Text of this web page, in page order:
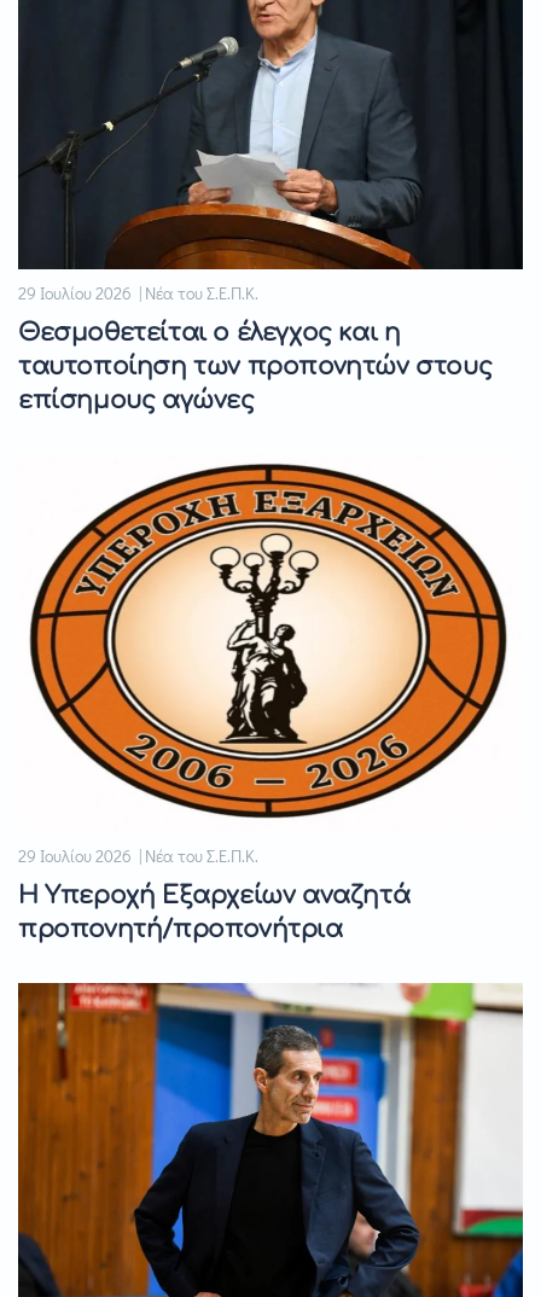
29 Ιουλίου 2026 | Νέα του Σ.Ε.Π.Κ.
Θεσμοθετείται ο έλεγχος και η
ταυτοποίηση των προπονητών στους
επίσημους αγώνες
29 Ιουλίου 2026 | Νέα του Σ.Ε.Π.Κ.
Η Υπεροχή Εξαρχείων αναζητά
προπονητή/προπονήτρια